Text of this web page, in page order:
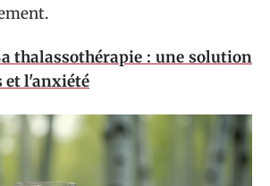
thalassothérapie : une solution
et l'anxiété